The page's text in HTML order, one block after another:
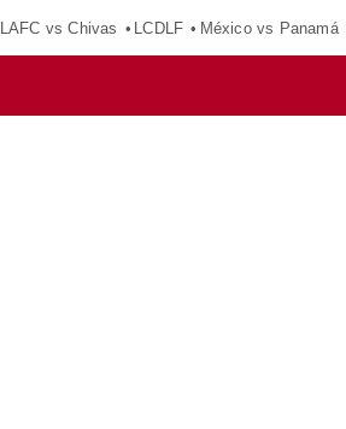
LAFC vs Chivas LCDLF México vs Panamá